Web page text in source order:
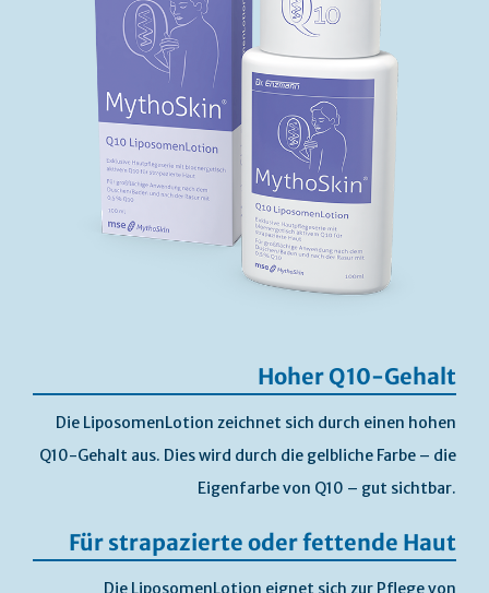
Hoher Q10-Gehalt
Die LiposomenLotion zeichnet sich durch einen hohen
Q10-Gehalt aus. Dies wird durch die gelbliche Farbe – die
Eigenfarbe von Q10 – gut sichtbar.
Für strapazierte oder fettende Haut
Die LiposomenLotion eignet sich zur Pflege von